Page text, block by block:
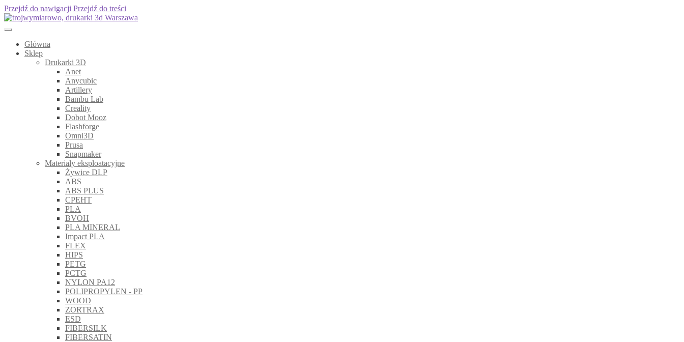
Przejdź do nawigacji Przejdź do treści
Główna
Sklep
Drukarki 3D
Anet
Anycubic
Artillery
Bambu Lab
Creality
Dobot Mooz
Flashforge
Omni3D
Prusa
Snapmaker
Materiały eksploatacyjne
Żywice DLP
ABS
ABS PLUS
CPEHT
PLA
BVOH
PLA MINERAL
Impact PLA
FLEX
HIPS
PETG
PCTG
NYLON PA12
POLIPROPYLEN - PP
WOOD
ZORTRAX
ESD
FIBERSILK
FIBERSATIN